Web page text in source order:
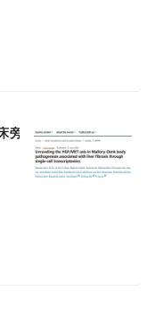
旁超声定位显微镜“直视”